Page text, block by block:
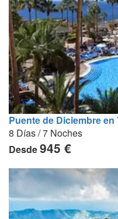
Puente de Diciembre
8 Días / 7 Noches
Desde945 €